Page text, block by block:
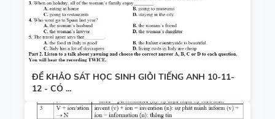
ĐỀ KHẢO SÁT HỌC SINH GIỎI TIẾNG ANH 10-11-
12 - CÓ ...